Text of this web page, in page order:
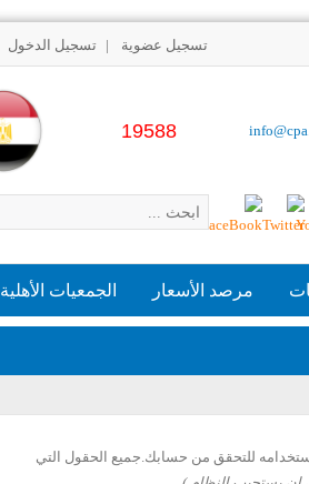
تسجيل عضوية | تسجيل الدخول
19588
مرصد الأسعار الجمعيات الأهلية
للتحقق من حسابك.جميع الحقول التي